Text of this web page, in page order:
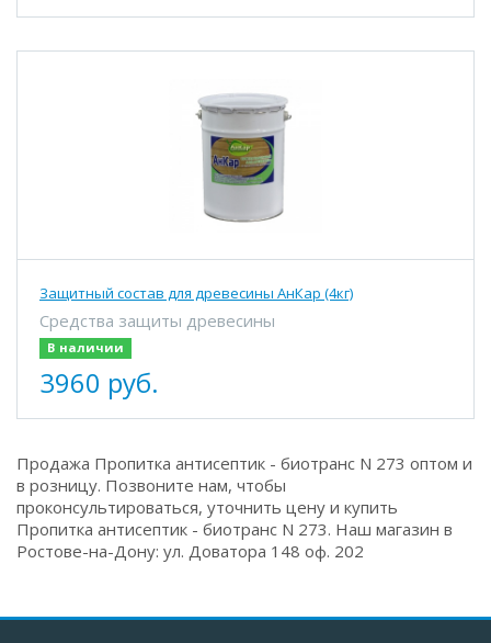
Защитный состав для древесины АнКар (4кг)
Средства защиты древесины
В наличии
3960 руб.
Продажа Пропитка антисептик - биотранс N 273 оптом и
в розницу. Позвоните нам, чтобы
проконсультироваться, уточнить цену и купить
Пропитка антисептик - биотранс N 273. Наш магазин в
Ростове-на-Дону: ул. Доватора 148 оф. 202